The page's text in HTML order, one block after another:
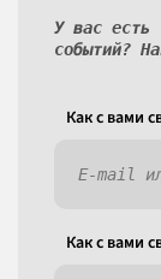
У вас есть
событий?
Как c вами
Как c вами